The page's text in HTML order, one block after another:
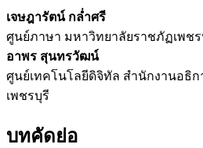
เจษฎารัตน์ กล่ำศรี
ศูนย์ภาษา มหาวิทยาลัยราชภัฏเพชร
อาพร สุนทรวัฒน์
ศูนย์เทคโนโลยีดิจิทัล สำนักงานอธิ
เพชรบุรี
บทคัดย่อ